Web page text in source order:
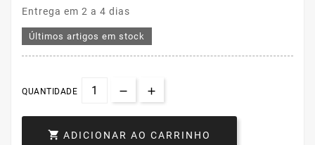
Entrega em 2 a 4 dias
Últimos artigos em stock
QUANTIDADE
 ADICIONAR AO CARRINHO